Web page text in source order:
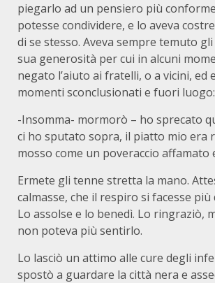
piegarlo ad un pensiero più
potesse condividere, e lo aveva
di se stesso. Aveva sempre temuto gli
sua generosità per cui in alcuni
negato l’aiuto ai fratelli, o a vicini, ed
momenti sconclusionati e fuori luogo:
-Insomma- mormorò – ho sprecato
ci ho sputato sopra, il piatto mio era
mosso come un poveraccio affamato
Ermete gli tenne stretta la mano.
calmasse, che il respiro si facesse
Lo assolse e lo benedì. Lo ringraziò,
non poteva più sentirlo.
Lo lasciò un attimo alle cure degli
spostò a guardare la città nera e